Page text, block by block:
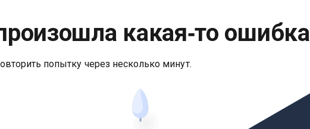
какая‑то ошибка
попытку через несколько минут.